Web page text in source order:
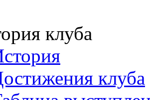
клуба
клуба